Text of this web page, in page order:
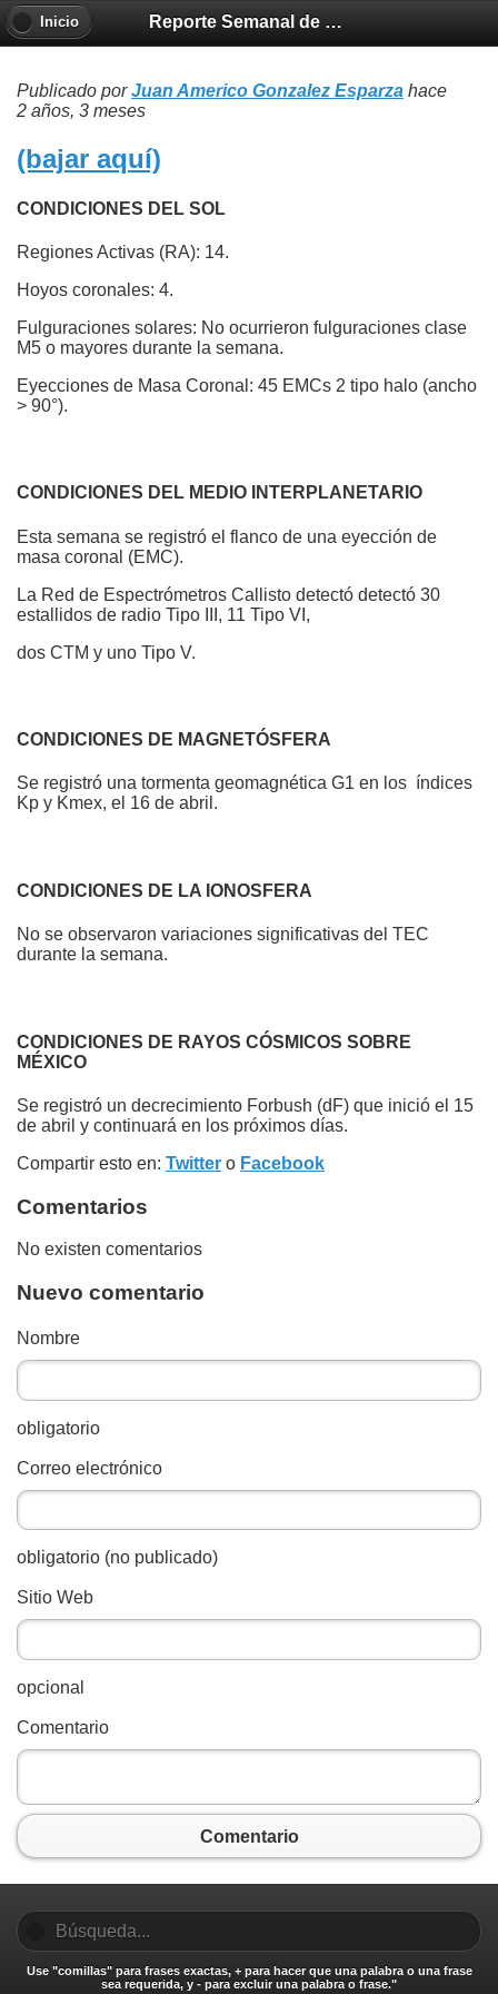
Reporte Semanal de Clima Espacial 2024-04-18
Inicio
Publicado porJuan Americo Gonzalez Esparza hace
2 años, 3 meses
(bajar aquí)
CONDICIONES DEL SOL
Regiones Activas (RA): 14.
Hoyos coronales: 4.
Fulguraciones solares: No ocurrieron fulguraciones clase
M5 o mayores durante la semana.
Eyecciones de Masa Coronal: 45 EMCs 2 tipo halo (ancho
> 90°).
CONDICIONES DEL MEDIO INTERPLANETARIO
Esta semana se registró el flanco de una eyección de
masa coronal (EMC).
La Red de Espectrómetros Callisto detectó detectó 30
estallidos de radio Tipo III, 11 Tipo VI,
dos CTM y uno Tipo V.
CONDICIONES DE MAGNETÓSFERA
Se registró una tormenta geomagnética G1 en los índices
Kp y Kmex, el 16 de abril.
CONDICIONES DE LA IONOSFERA
No se observaron variaciones significativas del TEC
durante la semana.
CONDICIONES DE RAYOS CÓSMICOS SOBRE
MÉXICO
Se registró un decrecimiento Forbush (dF) que inició el 15
de abril y continuará en los próximos días.
Compartir esto en: Twitter o Facebook
Comentarios
No existen comentarios
Nuevo comentario
Nombre
obligatorio
Correo electrónico
obligatorio (no publicado)
Sitio Web
opcional
Comentario
Comentario
Use "comillas" para frases exactas, + para hacer que una palabra o una frase
sea requerida, y - para excluir una palabra o frase."